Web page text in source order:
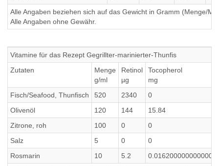
Alle Angaben beziehen sich auf das Gewicht in Gramm (Menge/
Alle Angaben ohne Gewähr.
Vitamine für das Rezept Gegrillter-marinierter-Thunfis
Zutaten
Menge
g/ml
Retinol
µg
Tocopherol
mg
Fisch/Seafood, Thunfisch
520 2340
0
Olivenöl
120 144
15.84
Zitrone, roh
100 0
0
Salz
5 0
0
Rosmarin
10 5.2